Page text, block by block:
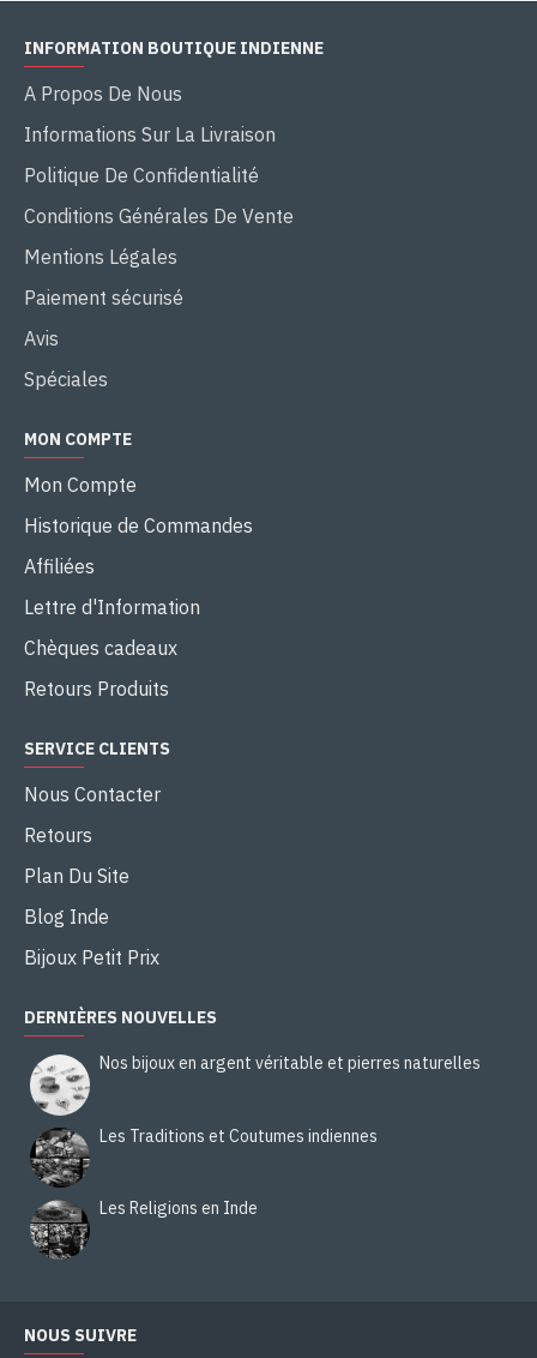
INFORMATION BOUTIQUE INDIENNE
A Propos De Nous
Informations Sur La Livraison
Politique De Confidentialité
Conditions Générales De Vente
Mentions Légales
Paiement sécurisé
Avis
Spéciales
MON COMPTE
Mon Compte
Historique de Commandes
Affiliées
Lettre d'Information
Chèques cadeaux
Retours Produits
SERVICE CLIENTS
Nous Contacter
Retours
Plan Du Site
Blog Inde
Bijoux Petit Prix
DERNIÈRES NOUVELLES
Nos bijoux en argent véritable et pierres naturelles
Les Traditions et Coutumes indiennes
Les Religions en Inde
NOUS SUIVRE